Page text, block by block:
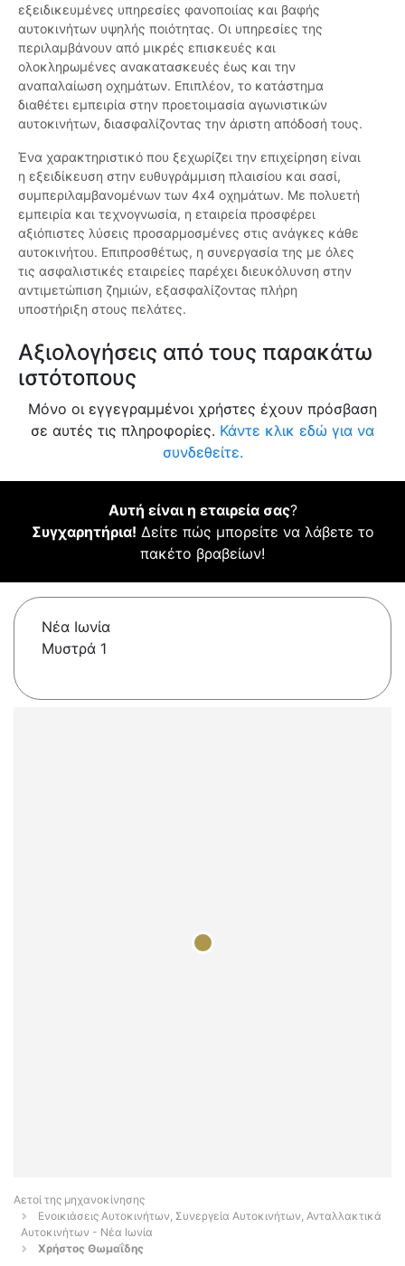
εξειδικευμένες υπηρεσίες φανοποιίας και βαφής
αυτοκινήτων υψηλής ποιότητας. Οι υπηρεσίες της
περιλαμβάνουν από μικρές επισκευές και
ολοκληρωμένες ανακατασκευές έως και την
αναπαλαίωση οχημάτων. Επιπλέον, το κατάστημα
διαθέτει εμπειρία στην προετοιμασία αγωνιστικών
αυτοκινήτων, διασφαλίζοντας την άριστη απόδοσή τους.
Ένα χαρακτηριστικό που ξεχωρίζει την επιχείρηση είναι
η εξειδίκευση στην ευθυγράμμιση πλαισίου και σασί,
συμπεριλαμβανομένων των 4x4 οχημάτων. Με πολυετή
εμπειρία και τεχνογνωσία, η εταιρεία προσφέρει
αξιόπιστες λύσεις προσαρμοσμένες στις ανάγκες κάθε
αυτοκινήτου. Επιπροσθέτως, η συνεργασία της με όλες
τις ασφαλιστικές εταιρείες παρέχει διευκόλυνση στην
αντιμετώπιση ζημιών, εξασφαλίζοντας πλήρη
υποστήριξη στους πελάτες.
Αξιολογήσεις από τους παρακάτω
ιστότοπους
Μόνο οι εγγεγραμμένοι χρήστες έχουν πρόσβαση
σε αυτές τις πληροφορίες. Κάντε κλικ εδώ για να
συνδεθείτε.
Αυτή είναι η εταιρεία σας?
Συγχαρητήρια! Δείτε πώς μπορείτε να λάβετε το
πακέτο βραβείων!
Νέα Ιωνία
Μυστρά 1
Αετοί της μηχανοκίνησης
Ενοικιάσεις Αυτοκινήτων, Συνεργεία Αυτοκινήτων, Ανταλλακτικά
Αυτοκινήτων - Νέα Ιωνία
Χρήστος Θωμαΐδης